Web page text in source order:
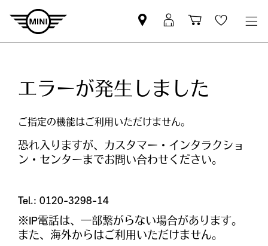
Mini
dealer
MyMini
login
Shopping
cart
Wishlist
エラーが発生しました
ご指定の機能はご利用いただけません。​
恐れ入りますが、カスタマー・インタラクショ
ン・センターまでお問い合わせください。
Tel.: 0120-3298-14
※IP電話は、一部繋がらない場合があります。
また、海外からはご利用いただけません。